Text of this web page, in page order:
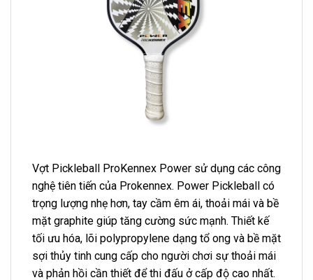
Vợt Pickleball ProKennex Power sử dụng các công
nghệ tiên tiến của Prokennex. Power Pickleball có
trọng lượng nhẹ hơn, tay cầm êm ái, thoải mái và bề
mặt graphite giúp tăng cường sức mạnh. Thiết kế
tối ưu hóa, lõi polypropylene dạng tổ ong và bề mặt
sợi thủy tinh cung cấp cho người chơi sự thoải mái
và phản hồi cần thiết để thi đấu ở cấp độ cao nhất.